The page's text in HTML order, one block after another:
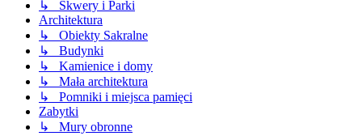
↳ Skwery i Parki
Architektura
↳ Obiekty Sakralne
↳ Budynki
↳ Kamienice i domy
↳ Mała architektura
↳ Pomniki i miejsca pamięci
Zabytki
↳ Mury obronne